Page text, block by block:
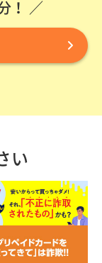
！ ／
い